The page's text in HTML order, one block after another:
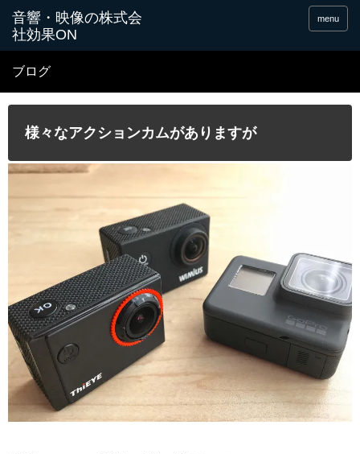
menu
ブログ
様々なアクションカムがありますが